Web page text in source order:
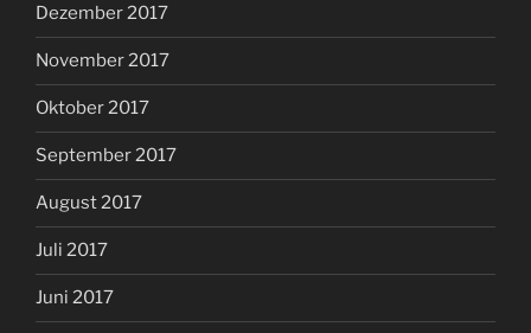
Dezember 2017
November 2017
Oktober 2017
September 2017
August 2017
Juli 2017
Juni 2017